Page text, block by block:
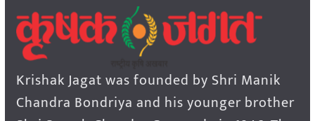
Krishak Jagat was founded by Shri Manik
Chandra Bondriya and his younger brother